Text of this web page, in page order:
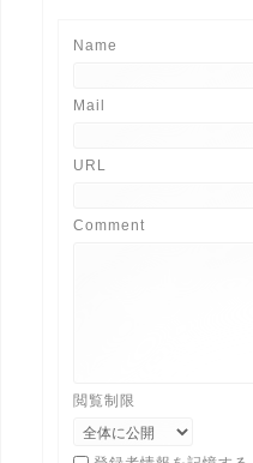
Name
Mail
URL
Comment
閲覧制限